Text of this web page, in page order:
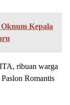
Kepala
ribuan warga
Romantis